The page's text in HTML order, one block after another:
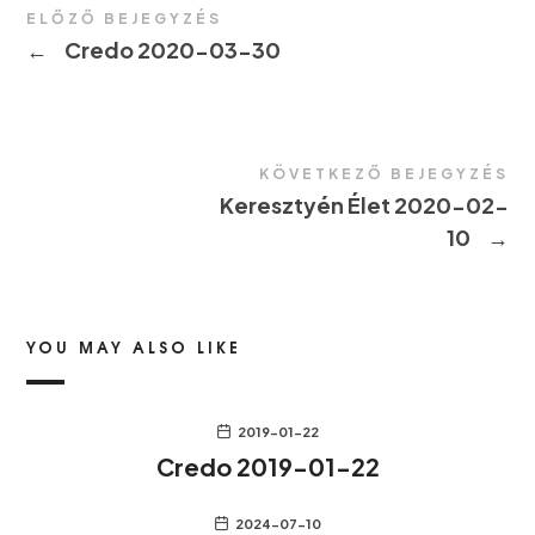
ELŐZŐ BEJEGYZÉS
← Credo 2020-03-30
KÖVETKEZŐ BEJEGYZÉS
Keresztyén Élet 2020-02-
10
→
YOU MAY ALSO LIKE
2019-01-22
Credo 2019-01-22
2024-07-10